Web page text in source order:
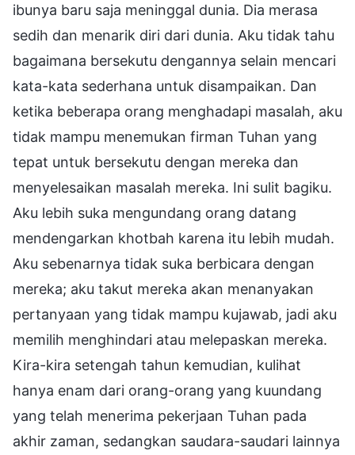
ibunya baru saja meninggal dunia. Dia merasa
sedih dan menarik diri dari dunia. Aku tidak tahu
bagaimana bersekutu dengannya selain mencari
kata-kata sederhana untuk disampaikan. Dan
ketika beberapa orang menghadapi masalah, aku
tidak mampu menemukan firman Tuhan yang
tepat untuk bersekutu dengan mereka dan
menyelesaikan masalah mereka. Ini sulit bagiku.
Aku lebih suka mengundang orang datang
mendengarkan khotbah karena itu lebih mudah.
Aku sebenarnya tidak suka berbicara dengan
mereka; aku takut mereka akan menanyakan
pertanyaan yang tidak mampu kujawab, jadi aku
memilih menghindari atau melepaskan mereka.
Kira-kira setengah tahun kemudian, kulihat
hanya enam dari orang-orang yang kuundang
yang telah menerima pekerjaan Tuhan pada
akhir zaman, sedangkan saudara-saudari lainnya